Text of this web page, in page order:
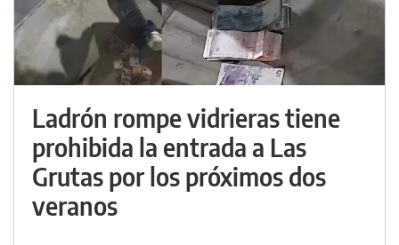
Ladrón rompe vidrieras tiene
prohibida la entrada a Las
Grutas por los próximos dos
veranos